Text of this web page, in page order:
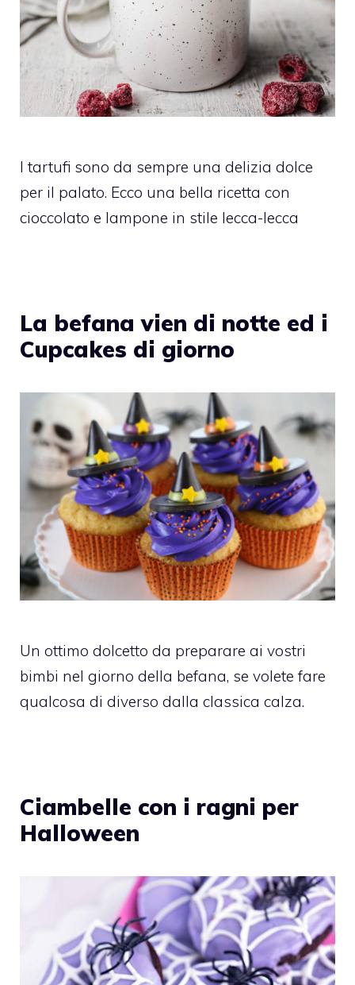
I tartufi sono da sempre una delizia dolce
per il palato. Ecco una bella ricetta con
cioccolato e lampone in stile lecca-lecca
La befana vien di notte ed i
Cupcakes di giorno
Un ottimo dolcetto da preparare ai vostri
bimbi nel giorno della befana, se volete fare
qualcosa di diverso dalla classica calza.
Ciambelle con i ragni per
Halloween